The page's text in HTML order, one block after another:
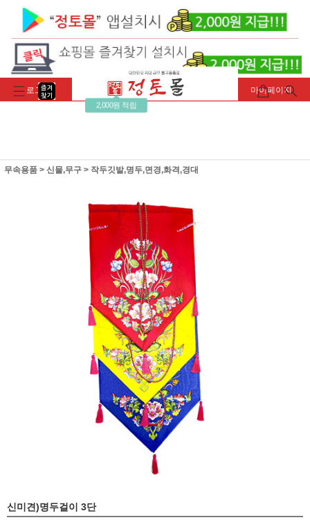
로그인 회원가입
2,000원 적립
주문조회 마이페이지
무속용품 > 신물,무구 > 작두깃발,명두,면경,화격,경대
신미견)명두걸이 3단